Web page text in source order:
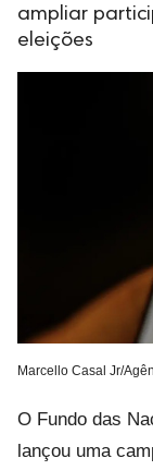
ampliar
eleições
Marcello Casal Jr/
O Fundo das
lançou uma